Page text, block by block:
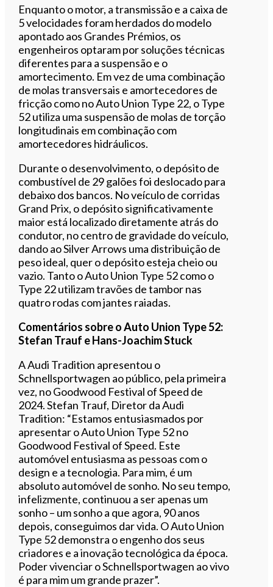
Enquanto o motor, a transmissão e a caixa de
5 velocidades foram herdados do modelo
apontado aos Grandes Prémios, os
engenheiros optaram por soluções técnicas
diferentes para a suspensão e o
amortecimento. Em vez de uma combinação
de molas transversais e amortecedores de
fricção como no Auto Union Type 22, o Type
52 utiliza uma suspensão de molas de torção
longitudinais em combinação com
amortecedores hidráulicos.
Durante o desenvolvimento, o depósito de
combustível de 29 galões foi deslocado para
debaixo dos bancos. No veículo de corridas
Grand Prix, o depósito significativamente
maior está localizado diretamente atrás do
condutor, no centro de gravidade do veículo,
dando ao Silver Arrows uma distribuição de
peso ideal, quer o depósito esteja cheio ou
vazio. Tanto o Auto Union Type 52 como o
Type 22 utilizam travões de tambor nas
quatro rodas com jantes raiadas.
Comentários sobre o Auto Union Type 52:
Stefan Trauf e Hans-Joachim Stuck
A Audi Tradition apresentou o
Schnellsportwagen ao público, pela primeira
vez, no Goodwood Festival of Speed de
2024. Stefan Trauf, Diretor da Audi
Tradition: “Estamos entusiasmados por
apresentar o Auto Union Type 52 no
Goodwood Festival of Speed. Este
automóvel entusiasma as pessoas com o
design e a tecnologia. Para mim, é um
absoluto automóvel de sonho. No seu tempo,
infelizmente, continuou a ser apenas um
sonho – um sonho a que agora, 90 anos
depois, conseguimos dar vida. O Auto Union
Type 52 demonstra o engenho dos seus
criadores e a inovação tecnológica da época.
Poder vivenciar o Schnellsportwagen ao vivo
é para mim um grande prazer”.